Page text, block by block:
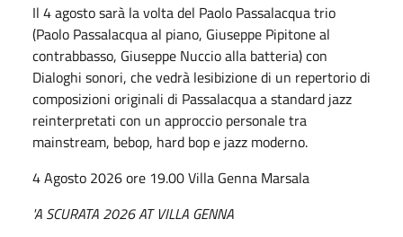
Il 4 agosto sarà la volta del Paolo Passalacqua trio
(Paolo Passalacqua al piano, Giuseppe Pipitone al
contrabbasso, Giuseppe Nuccio alla batteria) con
Dialoghi sonori, che vedrà lesibizione di un repertorio di
composizioni originali di Passalacqua a standard jazz
reinterpretati con un approccio personale tra
mainstream, bebop, hard bop e jazz moderno.
4 Agosto 2026 ore 19.00 Villa Genna Marsala
'A SCURATA 2026 AT VILLA GENNA